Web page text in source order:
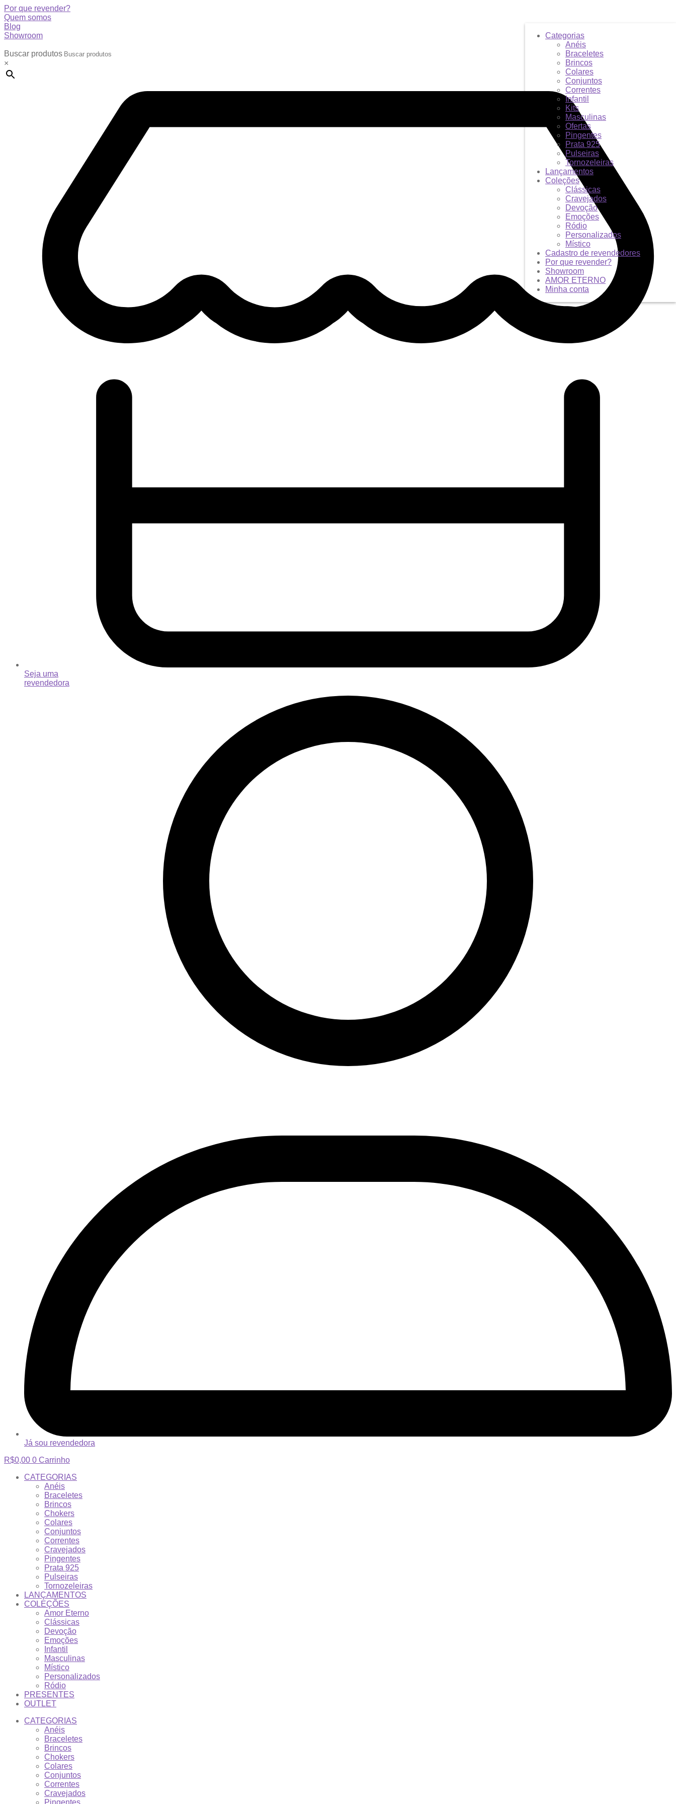
Por que revender?
Quem somos
Blog
Showroom
Buscar produtos
×
Seja uma
revendedora
Já sou revendedora
R$0,00 0 Carrinho
CATEGORIAS
Anéis
Braceletes
Brincos
Chokers
Colares
Conjuntos
Correntes
Cravejados
Pingentes
Prata 925
Pulseiras
Tornozeleiras
LANÇAMENTOS
COLEÇÕES
Amor Eterno
Clássicas
Devoção
Emoções
Infantil
Masculinas
Místico
Personalizados
Ródio
PRESENTES
OUTLET
CATEGORIAS
Anéis
Braceletes
Brincos
Chokers
Colares
Conjuntos
Correntes
Cravejados
Pingentes
Categorias
Anéis
Braceletes
Brincos
Colares
Conjuntos
Correntes
Infantil
Kits
Masculinas
Ofertas
Pingentes
Prata 925
Pulseiras
Tornozeleiras
Lançamentos
Coleções
Clássicas
Cravejados
Devoção
Emoções
Ródio
Personalizados
Místico
Cadastro de revendedores
Por que revender?
Showroom
AMOR ETERNO
Minha conta